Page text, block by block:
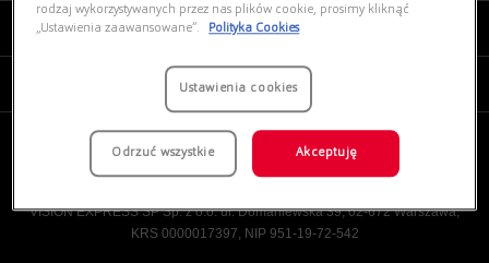
PRODUKTY I USŁUGI
VISION EXPRESS SP Sp. z o.o. ul. Domaniewska 39, 02-672 Warszawa,
KRS 0000017397, NIP 951-19-72-542
rodzaj wykorzystywanych przez nas plików cookie, prosimy kliknąć
„Ustawienia zaawansowane”.
Polityka Cookies
Ustawienia cookies
Odrzuć wszystkie Akceptuję